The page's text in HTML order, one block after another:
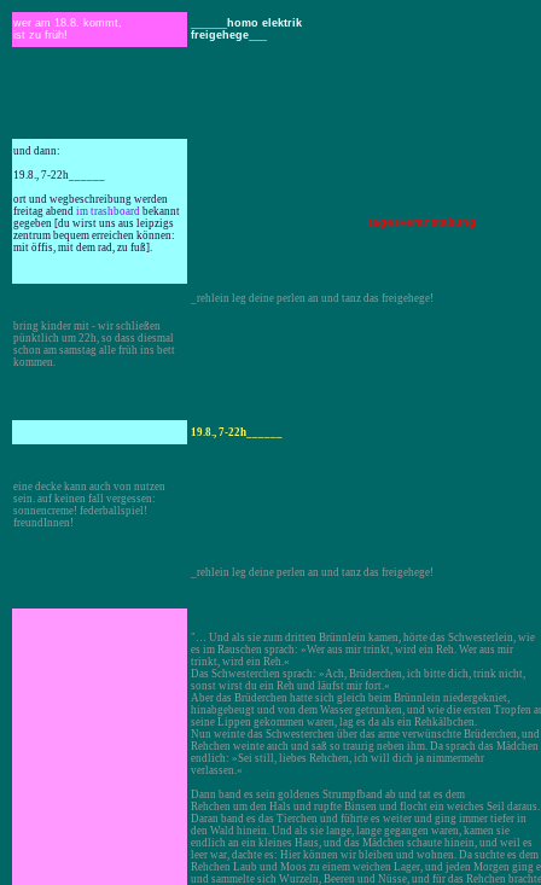
wer am 18.8. kommt,
ist zu früh!
______homo elektrik
freigehege___
und dann:
19.8., 7-22h______
ort und wegbeschreibung werden
freitag abend im trashboard bekannt
gegeben [du wirst uns aus leipzigs
zentrum bequem erreichen können:
mit öffis, mit dem rad, zu fuß].
tagesveranstaltung!
_rehlein leg deine perlen an und tanz das freigehege!
bring kinder mit - wir schließen
pünktlich um 22h, so dass diesmal
schon am samstag alle früh ins bett
kommen.
19.8., 7-22h______
eine decke kann auch von nutzen
sein. auf keinen fall vergessen:
sonnencreme! federballspiel!
freundInnen!
_rehlein leg deine perlen an und tanz das freigehege!
"… Und als sie zum dritten Brünnlein kamen, hörte das Schwesterlein, wie
es im Rauschen sprach: »Wer aus mir trinkt, wird ein Reh. Wer aus mir
trinkt, wird ein Reh.«
Das Schwesterchen sprach: »Ach, Brüderchen, ich bitte dich, trink nicht,
sonst wirst du ein Reh und läufst mir fort.«
Aber das Brüderchen hatte sich gleich beim Brünnlein niedergekniet,
hinabgebeugt und von dem Wasser getrunken, und wie die ersten Tropfen
seine Lippen gekommen waren, lag es da als ein Rehkälbchen.
Nun weinte das Schwesterchen über das arme verwünschte Brüderchen, und
Rehchen weinte auch und saß so traurig neben ihm. Da sprach das Mädchen
endlich: »Sei still, liebes Rehchen, ich will dich ja nimmermehr
verlassen.«
Dann band es sein goldenes Strumpfband ab und tat es dem
Rehchen um den Hals und rupfte Binsen und flocht ein weiches Seil daraus.
Daran band es das Tierchen und führte es weiter und ging immer tiefer in
den Wald hinein. Und als sie lange, lange gegangen waren, kamen sie
endlich an ein kleines Haus, und das Mädchen schaute hinein, und weil es
leer war, dachte es: Hier können wir bleiben und wohnen. Da suchte es dem
Rehchen Laub und Moos zu einem weichen Lager, und jeden Morgen ging
und sammelte sich Wurzeln, Beeren und Nüsse, und für das Rehchen brachte